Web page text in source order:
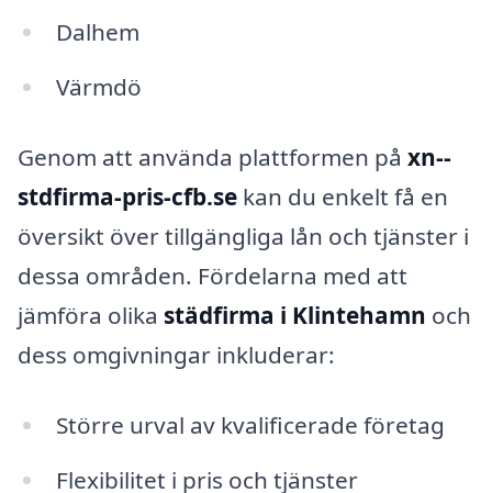
Dalhem
Värmdö
Genom att använda plattformen på xn--
stdfirma-pris-cfb.se kan du enkelt få en
översikt över tillgängliga lån och tjänster i
dessa områden. Fördelarna med att
jämföra olika städfirma i Klintehamn och
dess omgivningar inkluderar:
Större urval av kvalificerade företag
Flexibilitet i pris och tjänster